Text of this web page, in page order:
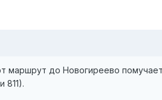
маршрут до Новогиреево
811).